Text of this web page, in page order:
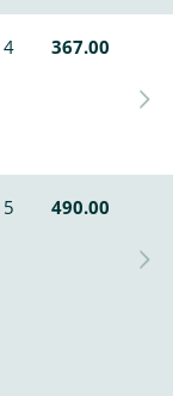
4 367.00
5 490.00